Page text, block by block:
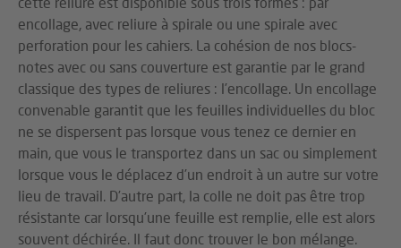
encollage, avec reliure à spirale ou une spirale avec
perforation pour les cahiers. La cohésion de nos blocs-
notes avec ou sans couverture est garantie par le grand
classique des types de reliures : l’encollage. Un encollage
convenable garantit que les feuilles individuelles du bloc
ne se dispersent pas lorsque vous tenez ce dernier en
main, que vous le transportez dans un sac ou simplement
lorsque vous le déplacez d’un endroit à un autre sur votre
lieu de travail. D’autre part, la colle ne doit pas être trop
résistante car lorsqu’une feuille est remplie, elle est alors
souvent déchirée. Il faut donc trouver le bon mélange.